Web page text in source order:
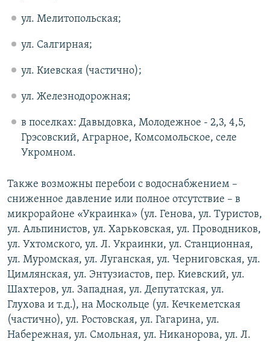
ул. Мелитопольская;
ул. Салгирная;
ул. Киевская (частично);
ул. Железнодорожная;
в поселках: Давыдовка, Молодежное - 2,3, 4,5,
Грэсовский, Аграрное, Комсомольское, селе
Укромном.
Также возможны перебои с водоснабжением –
сниженное давление или полное отсутствие – в
микрорайоне «Украинка» (ул. Генова, ул. Туристов,
ул. Альпинистов, ул. Харьковская, ул. Проводников,
ул. Ухтомского, ул. Л. Украинки, ул. Станционная,
ул. Муромская, ул. Луганская, ул. Черниговская, ул.
Цимлянская, ул. Энтузиастов, пер. Киевский, ул.
Шахтеров, ул. Западная, ул. Депутатская, ул.
Глухова и т.д.), на Москольце (ул. Кечкеметская
(частично), ул. Ростовская, ул. Гагарина, ул.
Набережная, ул. Смольная, ул. Никанорова, ул. Л.